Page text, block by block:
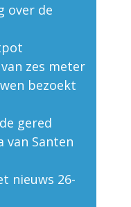
over de
zes meter
bezoekt
gered
Santen
nieuws 26-